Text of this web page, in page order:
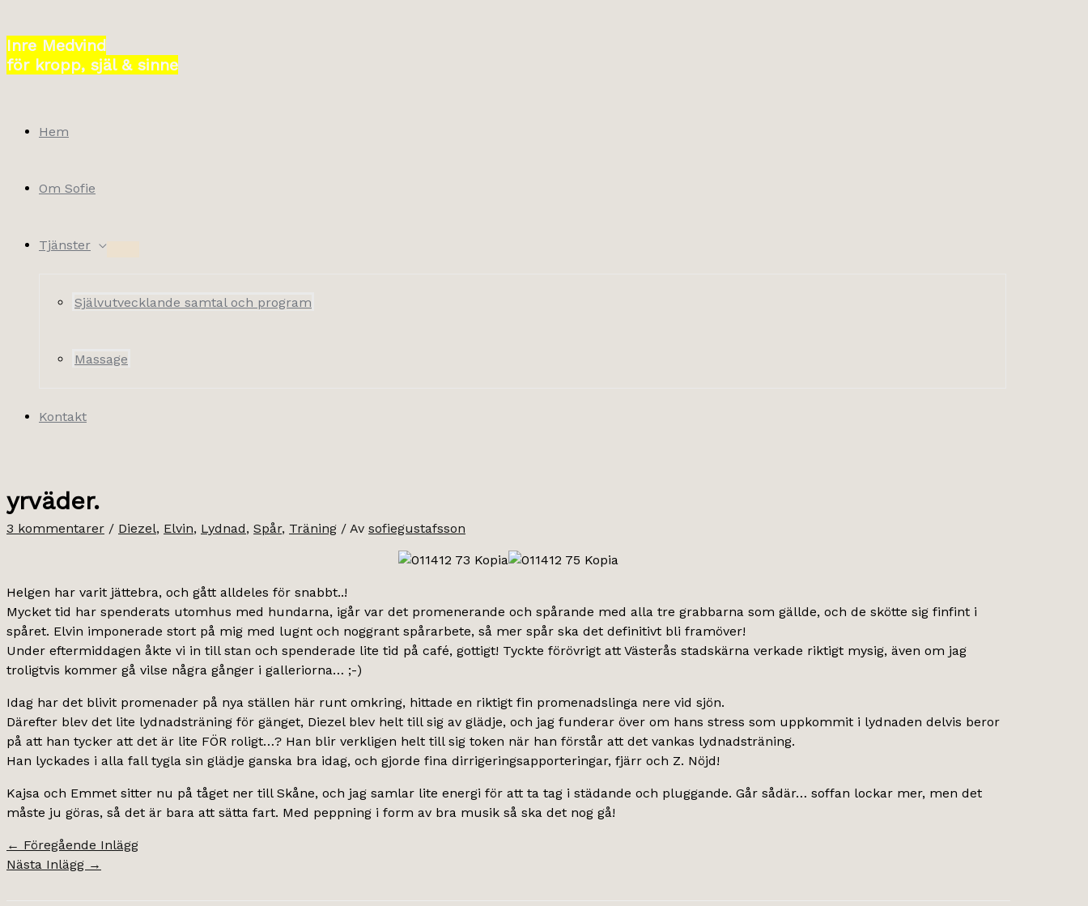
till
innehåll
Inre Medvind
för kropp, själ & sinne
Hem
Om Sofie
Tjänster
Självutvecklande samtal och program
Massage
Kontakt
yrväder.
3 kommentarer / Diezel, Elvin, Lydnad, Spår, Träning / Av sofiegustafsson
Helgen har varit jättebra, och gått alldeles för snabbt..!
Mycket tid har spenderats utomhus med hundarna, igår var det promenerande och spårande med alla tre grabbarna som gällde, och de skötte sig finfint i
spåret. Elvin imponerade stort på mig med lugnt och noggrant spårarbete, så mer spår ska det definitivt bli framöver!
Under eftermiddagen åkte vi in till stan och spenderade lite tid på café, gottigt! Tyckte förövrigt att Västerås stadskärna verkade riktigt mysig, även om jag
troligtvis kommer gå vilse några gånger i galleriorna… ;-)
Idag har det blivit promenader på nya ställen här runt omkring, hittade en riktigt fin promenadslinga nere vid sjön.
Därefter blev det lite lydnadsträning för gänget, Diezel blev helt till sig av glädje, och jag funderar över om hans stress som uppkommit i lydnaden delvis beror
på att han tycker att det är lite FÖR roligt…? Han blir verkligen helt till sig token när han förstår att det vankas lydnadsträning.
Han lyckades i alla fall tygla sin glädje ganska bra idag, och gjorde fina dirrigeringsapporteringar, fjärr och Z. Nöjd!
Kajsa och Emmet sitter nu på tåget ner till Skåne, och jag samlar lite energi för att ta tag i städande och pluggande. Går sådär… soffan lockar mer, men det
måste ju göras, så det är bara att sätta fart. Med peppning i form av bra musik så ska det nog gå!
← Föregående Inlägg
Nästa Inlägg →